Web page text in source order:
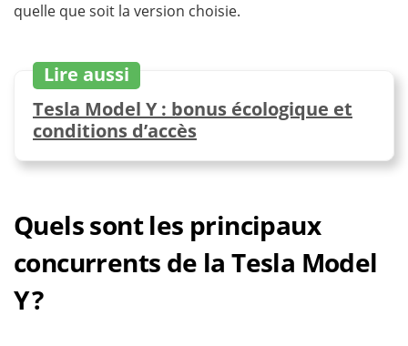
quelle que soit la version choisie.
Lire aussi
Tesla Model Y : bonus écologique et
conditions d’accès
Quels sont les principaux
concurrents de la Tesla Model
Y ?